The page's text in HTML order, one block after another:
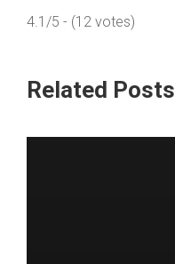
4.1/5 - (12 votes)
Related Posts